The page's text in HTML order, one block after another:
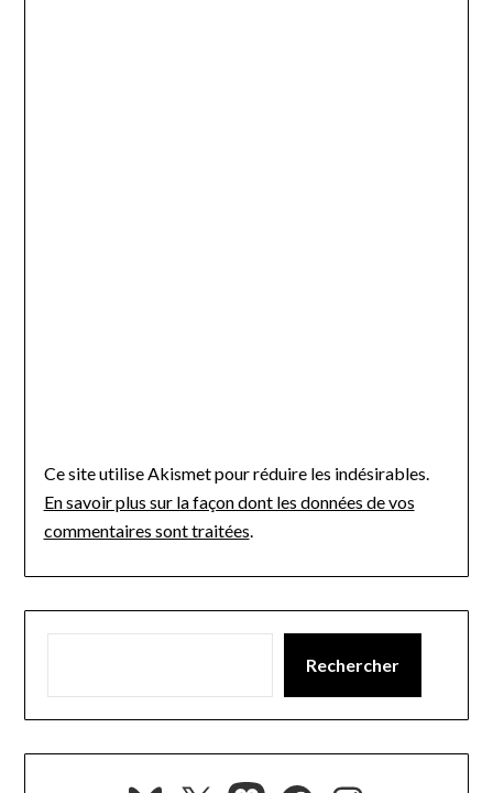
Ce site utilise Akismet pour réduire les indésirables.
En savoir plus sur la façon dont les données de vos
commentaires sont traitées.
Rechercher